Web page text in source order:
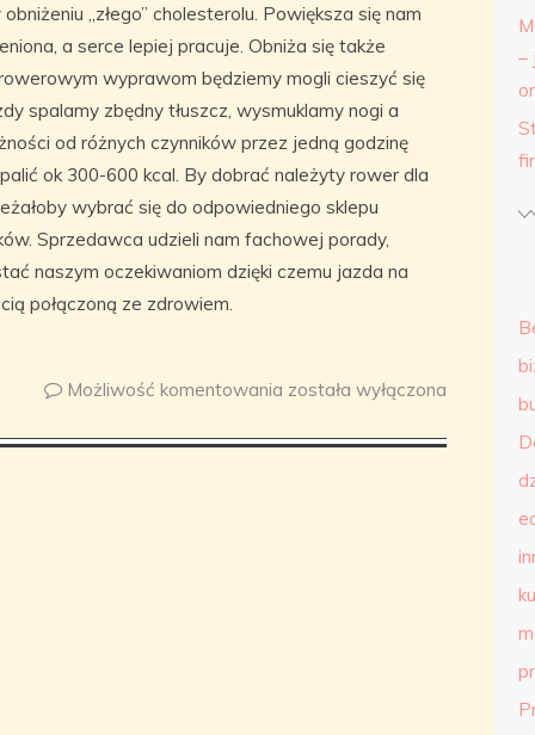
„złego” cholesterolu. Powiększa się nam
a serce lepiej pracuje. Obniża się także
wyprawom będziemy mogli cieszyć się
spalamy zbędny tłuszcz, wysmuklamy nogi a
od różnych czynników przez jedną godzinę
ok 300-600 kcal. By dobrać należyty rower dla
wybrać się do odpowiedniego sklepu
Sprzedawca udzieli nam fachowej porady,
naszym oczekiwaniom dzięki czemu jazda na
połączoną ze zdrowiem.
Możliwość komentowania została wyłączona
–